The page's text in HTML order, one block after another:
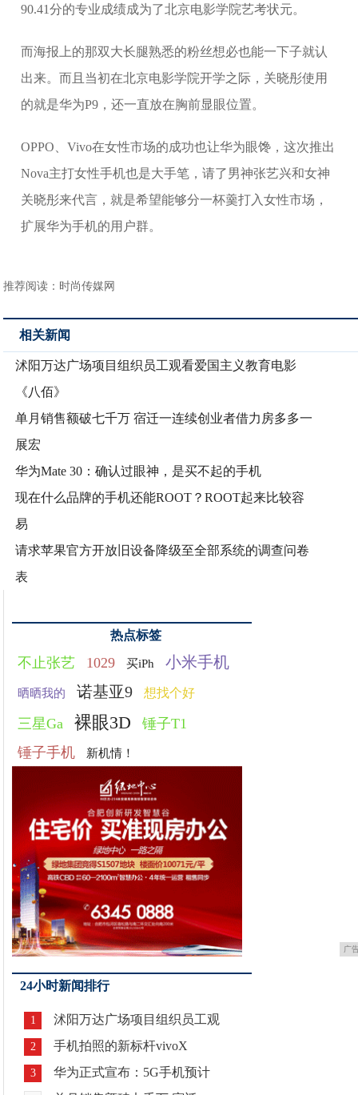
90.41分的专业成绩成为了北京电影学院艺考状元。
而海报上的那双大长腿熟悉的粉丝想必也能一下子就认
出来。而且当初在北京电影学院开学之际，关晓彤使用
的就是华为P9，还一直放在胸前显眼位置。
OPPO、Vivo在女性市场的成功也让华为眼馋，这次推出
Nova主打女性手机也是大手笔，请了男神张艺兴和女神
关晓彤来代言，就是希望能够分一杯羹打入女性市场，
扩展华为手机的用户群。
推荐阅读： 时尚传媒网
相关新闻
沭阳万达广场项目组织员工观看爱国主义教育电影
《八佰》
单月销售额破七千万 宿迁一连续创业者借力房多多一
展宏
华为Mate 30：确认过眼神，是买不起的手机
现在什么品牌的手机还能ROOT？ROOT起来比较容
易
请求苹果官方开放旧设备降级至全部系统的调查问卷
表
热点标签
不止张艺 1029 买iPh 小米手机
晒晒我的 诺基亚9 想找个好
三星Ga 裸眼3D
锤子T1
锤子手机
新机情！
广
24小时新闻排行
1 沭阳万达广场项目组织员工观
2 手机拍照的新标杆vivoX
3 华为正式宣布：5G手机预计